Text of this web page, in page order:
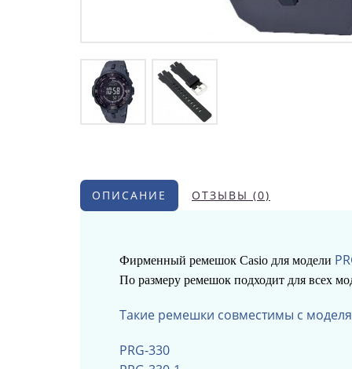
ОПИСАНИЕ ОТЗЫВЫ (0)
Фирменный ремешок Casio для модели
По размеру ремешок подходит для всех
Такие ремешки совместимы с
PRG-330